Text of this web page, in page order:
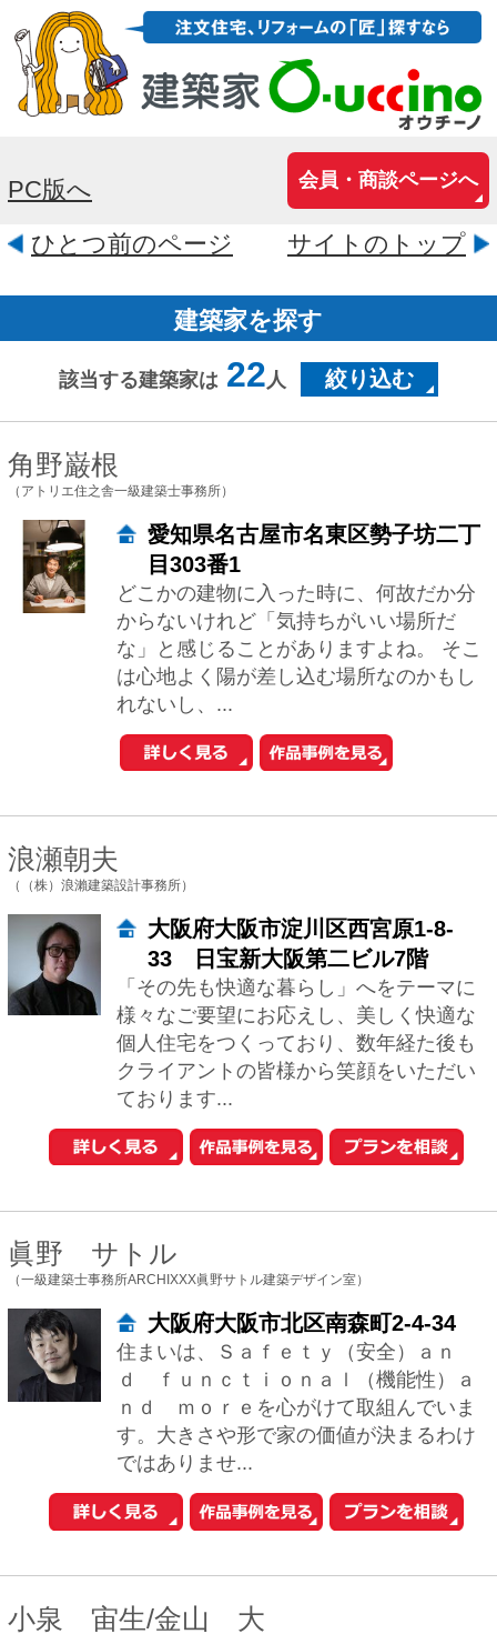
ひとつ前のページ サイトのトップ
建築家を探す
愛知県名古屋市名東区勢子坊二丁
どこかの建物に入った時に、何故だか分
な」と感じることがありますよね。 そこ
は心地よく陽が差し込む場所なのかもし
れないし、...
浪瀬朝夫
（（株）浪瀨建築設計事務所）
大阪府大阪市淀川区西宮原1-8-
33 日宝新大阪第二ビル7階
「その先も快適な暮らし」へをテーマに
個人住宅をつくっており、数年経た後も
クライアントの皆様から笑顔をいただい
眞野 サトル
（一級建築士事務所ARCHIXXX眞野サトル建築デザイン室）
大阪府大阪市北区南森町2-4-34
住まいは、Ｓａｆｅｔｙ（安全）ａｎ
ｄ ｆｕｎｃｔｉｏｎａｌ（機能性）ａ
ｎｄ ｍｏｒｅを心がけて取組んでいま
す。大きさや形で家の価値が決まるわけ
ではありませ...
小泉 宙生/金山 大
小泉：自然素材を使うこと。それは、今
の時代が日常生活の中から切り捨ててき
た感覚を、取り戻そうとする行為なの
だ、と言えると思います。「触れて気持
ちいい」「い...
ノビル203
出来るだけシンプルな平面プランでいて
ングをし...